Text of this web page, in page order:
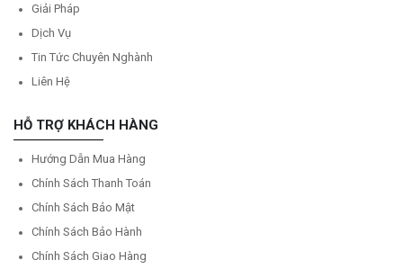
Giải Pháp
Dịch Vụ
Tin Tức Chuyên Nghành
Liên Hệ
HỖ TRỢ KHÁCH HÀNG
Hướng Dẫn Mua Hàng
Chính Sách Thanh Toán
Chính Sách Bảo Mật
Chính Sách Bảo Hành
Chính Sách Giao Hàng